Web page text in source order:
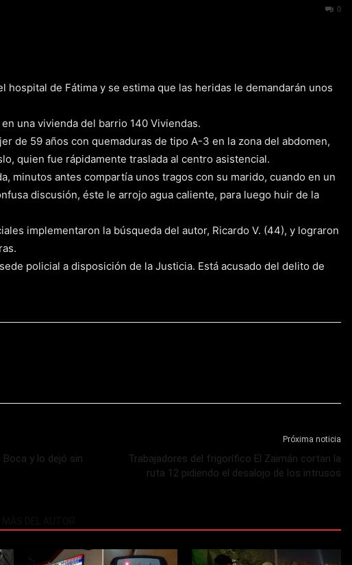
0
hospital de Fátima y se estima que las heridas le demandarán unos
una vivienda del barrio 140 Viviendas.
de 59 años con quemaduras de tipo A-3 en la zona del abdomen,
quien fue rápidamente traslada al centro asistencial.
minutos antes compartía unos tragos con su marido, cuando en un
discusión, éste le arrojo agua caliente, para luego huir de la
implementaron la búsqueda del autor, Ricardo V. (44), y lograron
policial a disposición de la Justicia. Está acusado del delito de
Boca y lo dejó sin
Próxima noticia
Trabajadores del frigorífico El Zaimán cortan la
ruta 12 pidiendo el desalojo de los intrusos